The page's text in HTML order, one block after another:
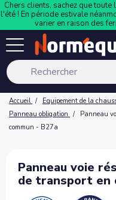
Chers clients, sachez que
l'été ! En période estivale
varier en raison des
Accueil Equipement de la
Panneau obligation
Panneau
commun - B27a
Panneau voie
de transport en